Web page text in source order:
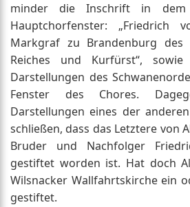
minder die Inschrift in
Hauptchorfenster: „Friedrich
Markgraf zu Brandenburg des
Reiches und Kurfürst“,
Darstellungen des
Fenster des Chores.
Darstellungen eines der
schließen, dass das Letztere von
Bruder und Nachfolger
gestiftet worden ist. Hat doch
Wilsnacker Wallfahrtskirche ein
gestiftet.